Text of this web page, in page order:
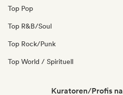
Top Pop
Top R&B/Soul
Top Rock/Punk
Top World / Spirituell
Kuratoren/Profis